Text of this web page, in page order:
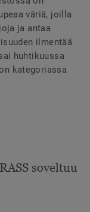
väriä, joilla
ja antaa
ilmentää
huhtikuussa
kategoriassa
soveltuu